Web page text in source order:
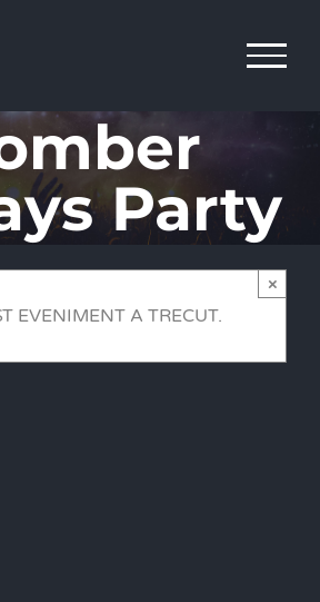
Party
EVENIMENT A TRECUT.
×